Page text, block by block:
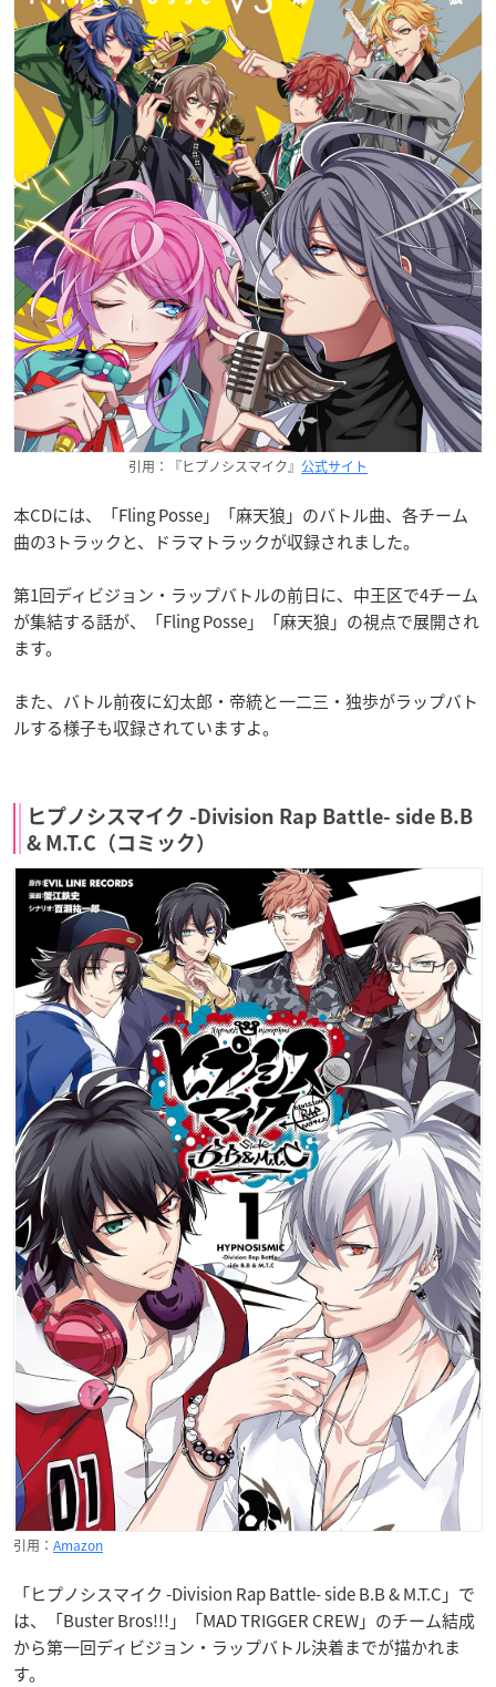
引用：『ヒプノシスマイク』 公式サイト
本CDには、「Fling Posse」「麻天狼」のバトル曲、各チーム
曲の3トラックと、ドラマトラックが収録されました。
第1回ディビジョン・ラップバトルの前日に、中王区で4チーム
が集結する話が、「Fling Posse」「麻天狼」の視点で展開され
ます。
また、バトル前夜に幻太郎・帝統と一二三・独歩がラップバト
ルする様子も収録されていますよ。
ヒプノシスマイク -Division Rap Battle- side B.B
& M.T.C（コミック）
引用： Amazon
「ヒプノシスマイク -Division Rap Battle- side B.B & M.T.C」で
は、「Buster Bros!!!」「MAD TRIGGER CREW」のチーム結成
から第一回ディビジョン・ラップバトル決着までが描かれま
す。